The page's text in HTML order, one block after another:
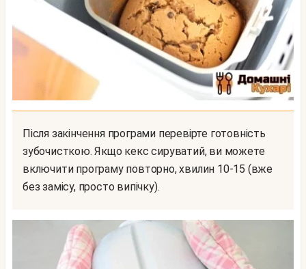
Після закінчення програми перевірте готовність
зубочисткою. Якщо кекс сируватий, ви можете
включити програму повторно, хвилин 10-15 (вже
без замісу, просто випічку).